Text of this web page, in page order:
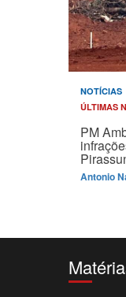
NOTÍCIAS
ÚLTIMAS
PM
Antonio